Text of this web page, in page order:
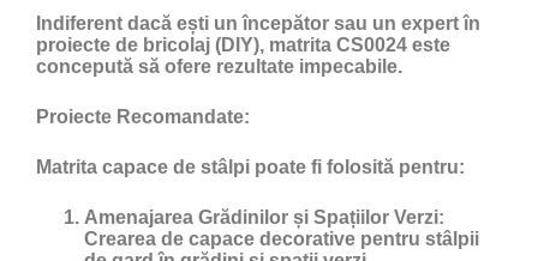
Indiferent dacă ești un începător sau un expert în
proiecte de bricolaj (DIY), matrita CS0024 este
concepută să ofere rezultate impecabile.
Proiecte Recomandate:
Matrita capace de stâlpi poate fi folosită pentru:
Amenajarea Grădinilor și Spațiilor Verzi:
Crearea de capace decorative pentru stâlpii